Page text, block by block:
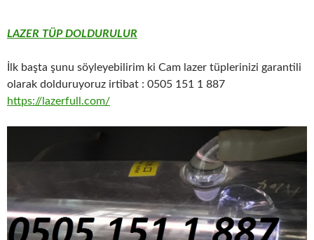
LAZER TÜP DOLDURULUR
İlk başta şunu söyleyebilirim ki Cam lazer tüplerinizi garantili
olarak dolduruyoruz irtibat : 0505 151 1 887
https://lazerfull.com/